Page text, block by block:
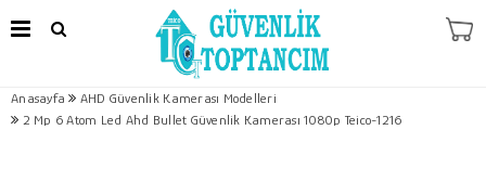
Anasayfa
AHD Güvenlik Kamerası Modelleri
2 Mp 6 Atom Led Ahd Bullet Güvenlik Kamerası 1080p Teico-1216